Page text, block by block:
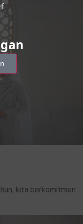
kita berkomitmen